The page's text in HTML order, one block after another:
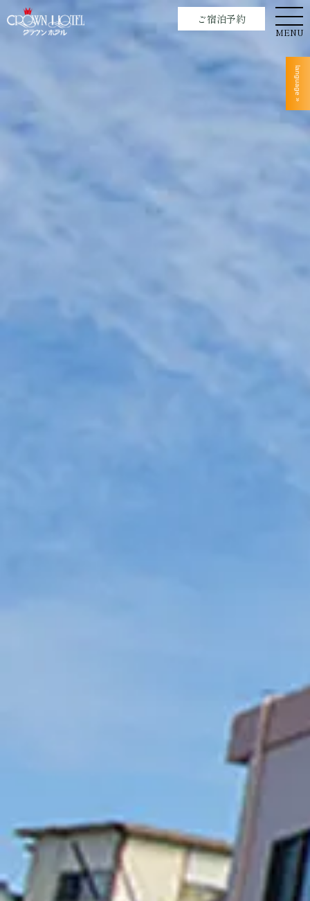
MENU
ご宿泊予約
language »